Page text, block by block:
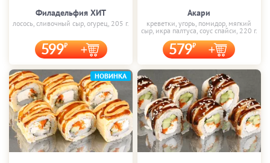
Филадельфия ХИТ
лосось, сливочный сыр, огурец, 205 г.
599
Акари
креветки, угорь, помидор, мягкий
сыр, икра палтуса, соус спайси, 220 г.
579
НОВИНКА